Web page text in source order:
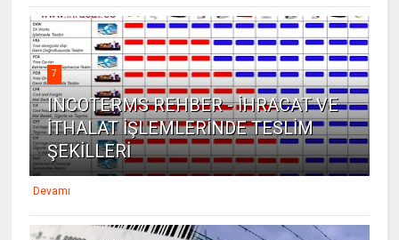
7
INCOTERMS REHBER - İHRACAT VE
İTHALAT İŞLEMLERİNDE TESLİM
ŞEKİLLERİ
Devamı